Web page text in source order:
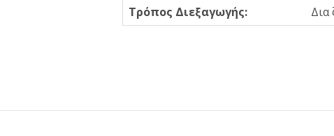
Τρόπος Διεξαγωγής:
Δια